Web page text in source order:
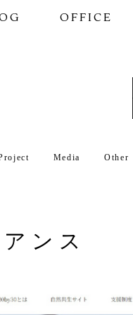
OFFICE
Media Other
ンス